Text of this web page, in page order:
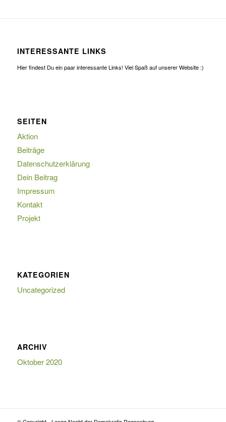
INTERESSANTE LINKS
Hier findest Du ein paar interessante Links! Viel Spaß auf unserer Website :)
SEITEN
Aktion
Beiträge
Datenschutzerklärung
Dein Beitrag
Impressum
Kontakt
Projekt
KATEGORIEN
Uncategorized
ARCHIV
Oktober 2020